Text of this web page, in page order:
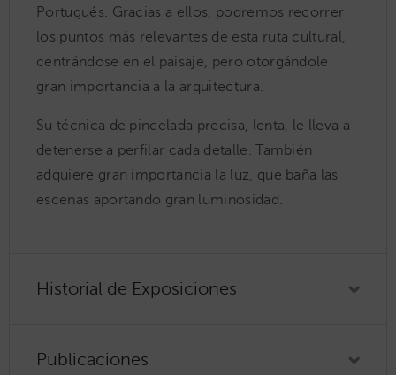
Portugués. Gracias a ellos, podremos recorrer
los puntos más relevantes de esta ruta cultural,
centrándose en el paisaje, pero otorgándole
gran importancia a la arquitectura.
Su técnica de pincelada precisa, lenta, le lleva a
detenerse a perfilar cada detalle. También
adquiere gran importancia la luz, que baña las
escenas aportando gran luminosidad.
Historial de Exposiciones
Publicaciones